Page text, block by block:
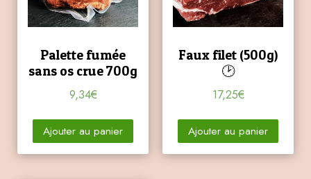
Palette fumée
sans os crue 700g
9,34€
Ajouter au panier
Faux filet (500g)
🕑
17,25€
Ajouter au panier